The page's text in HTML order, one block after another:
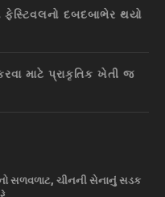
ફેસ્ટિવલનો દબદબાભેર થયો
માટે પ્રાકૃતિક ખેતી જ
સળવળાટ, ચીનની સેનાનું સડક